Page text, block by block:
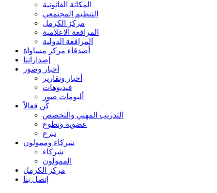
المكانة القانونية
التنظيم المجتمعي
مركز الكرمل
المرافعة الاعلامية
المرافعة الدولية
أصدقاء مركز مساواة
إصداراتنا
أخبار وصور
أخبار وتقارير
فيديوهات
ألبومات صور
كُن فعالاً
التدريب المهني والتخصص
عضوية وتطوع
تبرع
شركاء وممولون
شركاء
الممولون
مركز الكرمل
إتصل بنا